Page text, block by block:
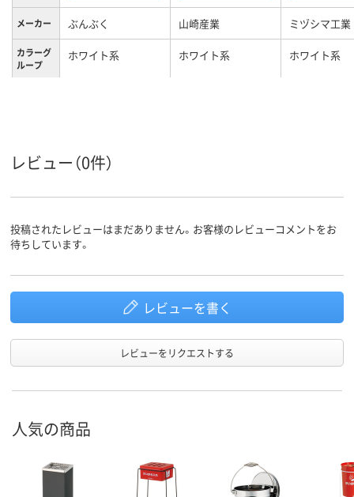
メーカー ぶんぶく 山崎産業 ミヅシマ工業
カラーグ
ループ
ホワイト系 ホワイト系 ホワイト系
レビュー（0件）
投稿されたレビューはまだありません。お客様のレビューコメントをお
待ちしています。
レビューを書く
レビューをリクエストする
人気の商品